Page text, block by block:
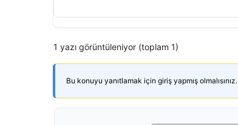
1 yazı görüntüleniyor (toplam 1)
Bu konuyu yanıtlamak için giriş yapmış olmalısınız.